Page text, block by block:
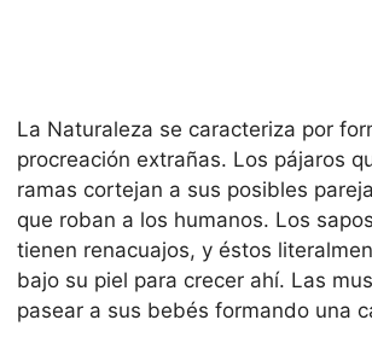
La Naturaleza se caracteriza por
procreación extrañas. Los pájaros
ramas cortejan a sus posibles
que roban a los humanos. Los
tienen renacuajos, y éstos
bajo su piel para crecer ahí. Las
pasear a sus bebés formando una